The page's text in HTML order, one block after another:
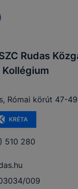
Rudas
Római körút 47-
KRÉTA
510 280
009